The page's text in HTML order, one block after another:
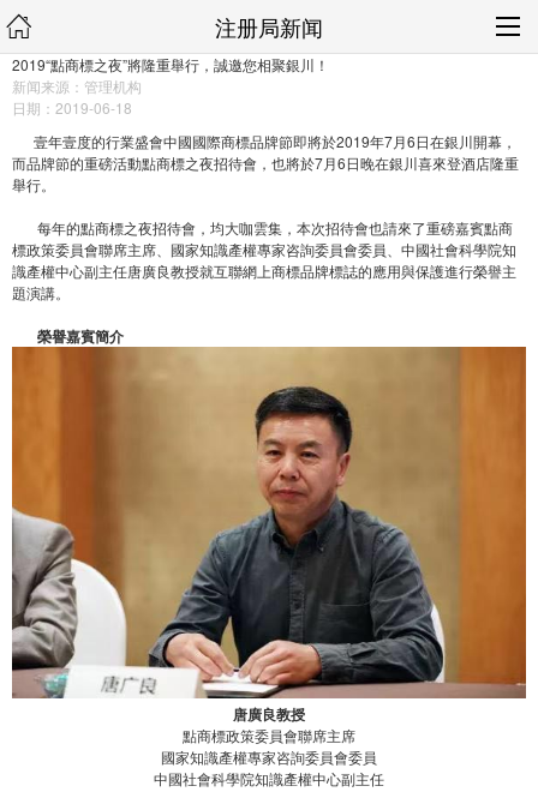
注册局新闻
2019“點商標之夜”將隆重舉行，誠邀您相聚銀川！
新闻来源：管理机构
日期：2019-06-18
壹年壹度的行業盛會中國國際商標品牌節即將於2019年7月6日在銀川開幕，
而品牌節的重磅活動點商標之夜招待會，也將於7月6日晚在銀川喜來登酒店隆重
舉行。
每年的點商標之夜招待會，均大咖雲集，本次招待會也請來了重磅嘉賓點商
標政策委員會聯席主席、國家知識產權專家咨詢委員會委員、中國社會科學院知
識產權中心副主任唐廣良教授就互聯網上商標品牌標誌的應用與保護進行榮譽主
題演講。
榮譽嘉賓簡介
唐廣良教授
點商標政策委員會聯席主席
國家知識產權專家咨詢委員會委員
中國社會科學院知識產權中心副主任